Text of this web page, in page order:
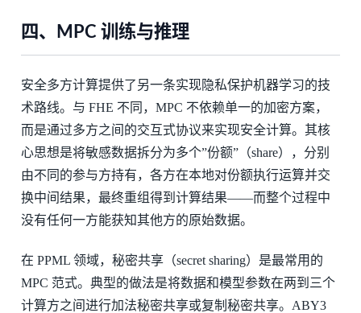
四、MPC 训练与推理
安全多方计算提供了另一条实现隐私保护机器学习的技
术路线。与 FHE 不同，MPC 不依赖单一的加密方案，
而是通过多方之间的交互式协议来实现安全计算。其核
心思想是将敏感数据拆分为多个”份额”（share），分别
由不同的参与方持有，各方在本地对份额执行运算并交
换中间结果，最终重组得到计算结果——而整个过程中
没有任何一方能获知其他方的原始数据。
在 PPML 领域，秘密共享（secret sharing）是最常用的
MPC 范式。典型的做法是将数据和模型参数在两到三个
计算方之间进行加法秘密共享或复制秘密共享。ABY3